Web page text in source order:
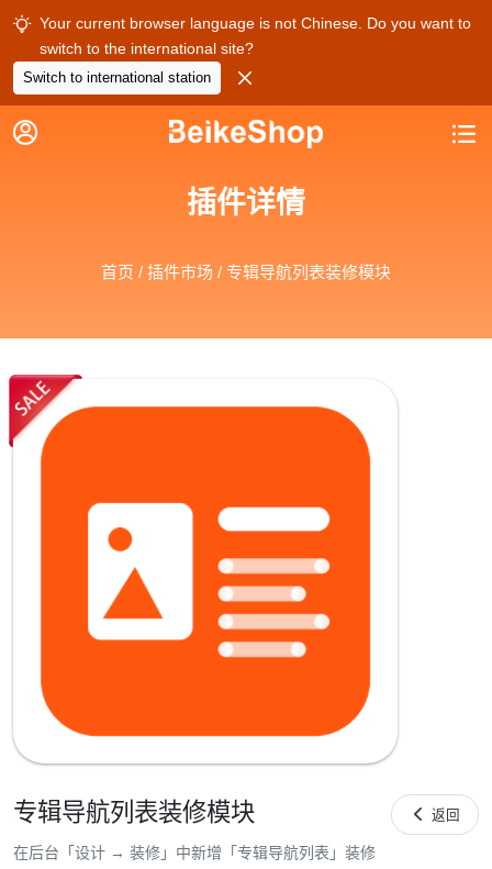
 Your current browser language is not Chinese. Do you want to
switch to the international site?
Switch to international station 
 
插件详情
首页 / 插件市场 / 专辑导航列表装修模块
专辑导航列表装修模块
在后台「设计 → 装修」中新增「专辑导航列表」装修
 返回